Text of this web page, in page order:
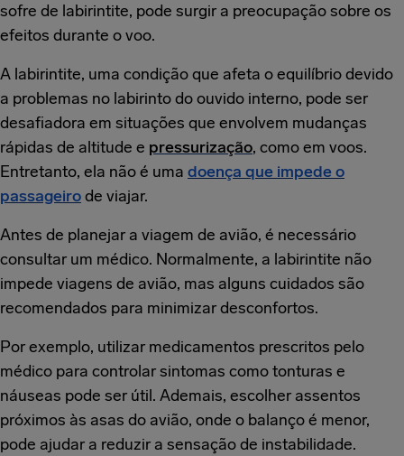
sofre de labirintite, pode surgir a preocupação sobre os
efeitos durante o voo.
A labirintite, uma condição que afeta o equilíbrio devido
a problemas no labirinto do ouvido interno, pode ser
desafiadora em situações que envolvem mudanças
rápidas de altitude e pressurização, como em voos.
Entretanto, ela não é uma doença que impede o
passageirode viajar.
Antes de planejar a viagem de avião, é necessário
consultar um médico. Normalmente, a labirintite não
impede viagens de avião, mas alguns cuidados são
recomendados para minimizar desconfortos.
Por exemplo, utilizar medicamentos prescritos pelo
médico para controlar sintomas como tonturas e
náuseas pode ser útil. Ademais, escolher assentos
próximos às asas do avião, onde o balanço é menor,
pode ajudar a reduzir a sensação de instabilidade.